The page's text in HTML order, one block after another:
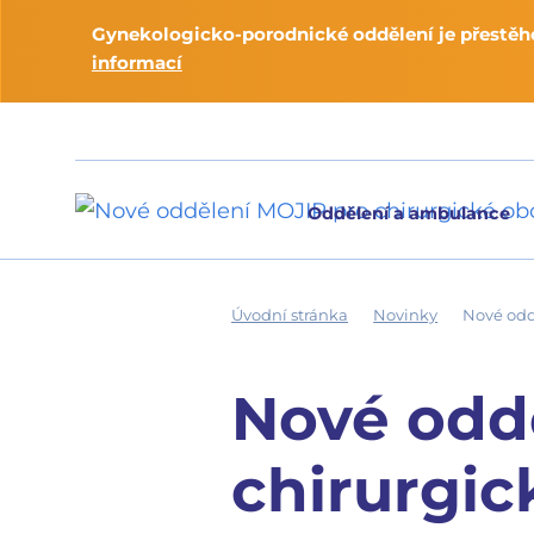
Gynekologicko-porodnické oddělení je
informací
Oddělení a ambulance
Úvodní stránka Novinky Nové
Nové